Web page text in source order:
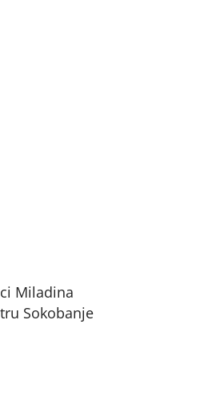
Miladina
Sokobanje